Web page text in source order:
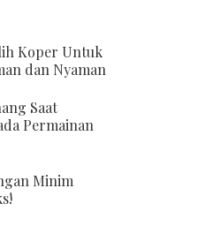
Koper Untuk
dan Nyaman
Saat
Permainan
Minim